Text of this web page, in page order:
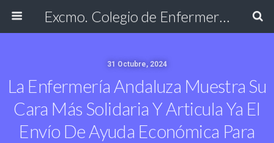
Excmo. Colegio de Enfermería de Cádiz
31 Octubre, 2024
La Enfermería Andaluza Muestra Su
Cara Más Solidaria Y Articula Ya El
Envío De Ayuda Económica Para